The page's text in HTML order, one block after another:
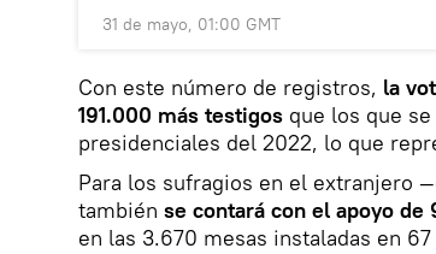
31 de mayo, 01:00 GMT
Con este número de registros, la
191.000 más testigos que los que
presidenciales del 2022, lo que
Para los sufragios en el extranjero
también se contará con el apoyo de
en las 3.670 mesas instaladas en